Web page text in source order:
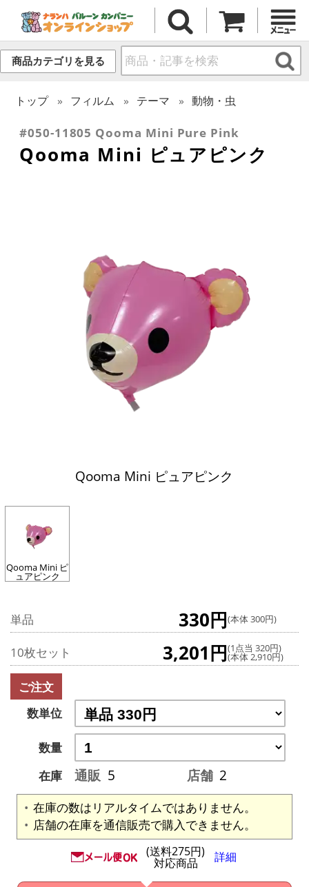
商品カテゴリを見る
トップ フィルム テーマ 動物・虫
#050-11805 Qooma Mini Pure Pink
Qooma Mini ピュアピンク
Qooma Mini ピュアピンク
Qooma Mini ピ
ュアピンク
単品 330円(本体 300円)
10枚セット 3,201円(1点当 320円)
(本体 2,910円)
ご注文
数単位
数量
在庫
通販 5 店舗 2
在庫の数はリアルタイムではありません。
店舗の在庫を通信販売で購入できません。
(送料275円)
対応商品 詳細